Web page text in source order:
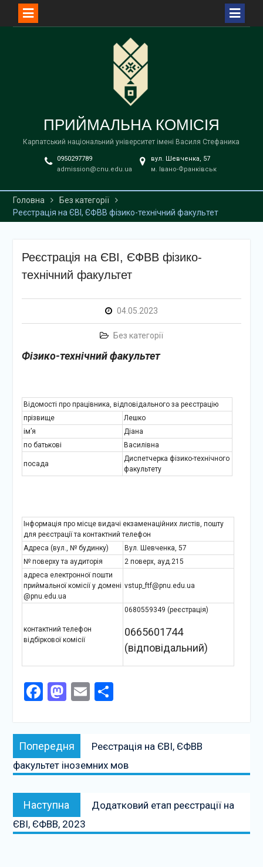
ПРИЙМАЛЬНА КОМІСІЯ
Карпатський національний університет імені Василя Стефаника
0950297789
admission@cnu.edu.ua
вул. Шевченка, 57
м. Івано-Франківськ
Головна
Без категорії
Реєстрація на ЄВІ, ЄФВВ фізико-технічний факультет
Реєстрація на ЄВІ, ЄФВВ фізико-
технічний факультет
04.05.2023
Без категорії
Фізико-технічний факультет
Відомості про працівника, відповідального за реєстрацію
прізвище
Лешко
ім’я
Діана
по батькові
Василівна
посада
Диспетчерка фізико-технічного
факультету
Інформація про місце видачі екзаменаційних листів, пошту
для реєстрації та контактний телефон
Адреса (вул., № будинку)
Вул. Шевченка, 57
№ поверху та аудиторія
2 поверх, ауд.215
адреса електронної пошти
приймальної комісії у домені
@pnu.edu.ua
vstup_ftf@pnu.edu.ua
контактний телефон
відбіркової комісії
0680559349 (реєстрація)
0665601744
(відповідальний)
Facebook
Mastodon
EmailПоділитися
Навігація
записів
Попередня
публікація:
Реєстрація на ЄВІ, ЄФВВ
факультет іноземних мов
Наступна
публікація:
Додатковий етап реєстрації на
ЄВІ, ЄФВВ, 2023